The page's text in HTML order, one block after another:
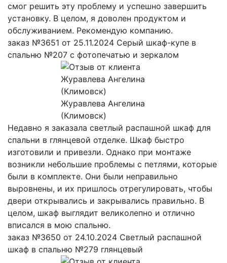
смог решить эту проблему и успешно завершить
установку. В целом, я доволен продуктом и
обслуживанием. Рекомендую компанию.
заказ №3651 от 25.11.2024 Серый шкаф-купе в
спальню №207 с фотопечатью и зеркалом
Журавлева Ангелина
(Климовск)
Недавно я заказала светлый распашной шкаф для
спальни в глянцевой отделке. Шкаф быстро
изготовили и привезли. Однако при монтаже
возникли небольшие проблемы с петлями, которые
были в комплекте. Они были неправильно
выровнены, и их пришлось отрегулировать, чтобы
двери открывались и закрывались правильно. В
целом, шкаф выглядит великолепно и отлично
вписался в мою спальню.
заказ №3650 от 24.10.2024 Светлый распашной
шкаф в спальню №279 глянцевый